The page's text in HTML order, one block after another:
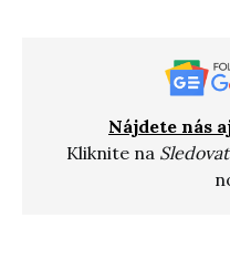
Nájdete nás
Kliknite na Sledovať